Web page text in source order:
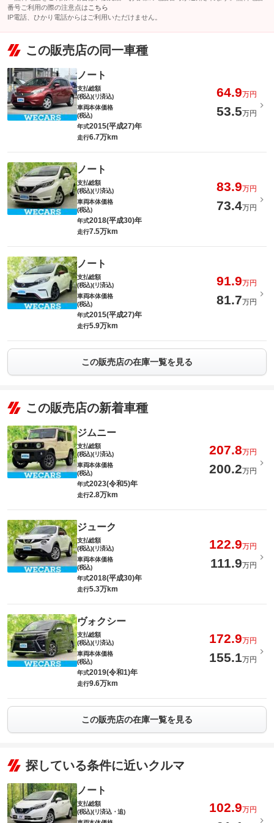
番号ご利用の際の注意点は こちら
IP電話、ひかり電話からはご利用いただけません。
この販売店の同一車種
ノート
支払総額
(税込)(リ済込)
64.9万円
車両本体価格
(税込)
53.5万円
年式2015(平成27)年
走行6.7万km
ノート
支払総額
(税込)(リ済込)
83.9万円
車両本体価格
(税込)
73.4万円
年式2018(平成30)年
走行7.5万km
ノート
支払総額
(税込)(リ済込)
91.9万円
車両本体価格
(税込)
81.7万円
年式2015(平成27)年
走行5.9万km
この販売店の在庫一覧を見る
この販売店の新着車種
ジムニー
支払総額
(税込)(リ済込)
207.8万円
車両本体価格
(税込)
200.2万円
年式2023(令和5)年
走行2.8万km
ジューク
支払総額
(税込)(リ済込)
122.9万円
車両本体価格
(税込)
111.9万円
年式2018(平成30)年
走行5.3万km
ヴォクシー
支払総額
(税込)(リ済込)
172.9万円
車両本体価格
(税込)
155.1万円
年式2019(令和1)年
走行9.6万km
この販売店の在庫一覧を見る
探している条件に近いクルマ
ノート
支払総額
(税込)(リ済込・追)
102.9万円